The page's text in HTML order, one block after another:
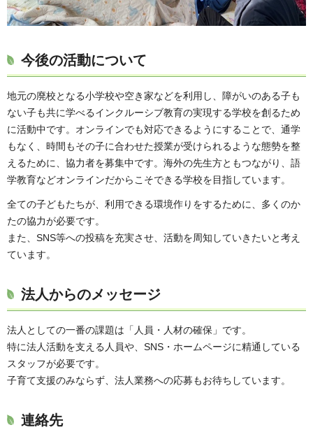
今後の活動について
地元の廃校となる小学校や空き家などを利用し、障がいのある子も
ない子も共に学べるインクルーシブ教育の実現する学校を創るため
に活動中です。オンラインでも対応できるようにすることで、通学
もなく、時間もその子に合わせた授業が受けられるような態勢を整
えるために、協力者を募集中です。海外の先生方ともつながり、語
学教育などオンラインだからこそできる学校を目指しています。
全ての子どもたちが、利用できる環境作りをするために、多くのか
たの協力が必要です。
また、SNS等への投稿を充実させ、活動を周知していきたいと考え
ています。
法人からのメッセージ
法人としての一番の課題は「人員・人材の確保」です。
特に法人活動を支える人員や、SNS・ホームページに精通している
スタッフが必要です。
子育て支援のみならず、法人業務への応募もお待ちしています。
連絡先